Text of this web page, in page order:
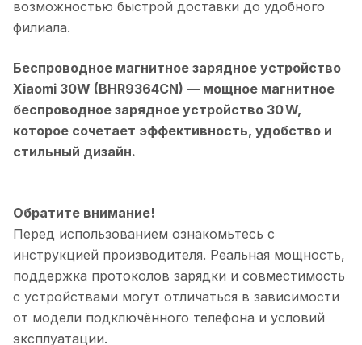
возможностью быстрой доставки до удобного
филиала.
Беспроводное магнитное зарядное устройство
Xiaomi 30W (BHR9364CN) — мощное магнитное
беспроводное зарядное устройство 30 W,
которое сочетает эффективность, удобство и
стильный дизайн.
Обратите внимание!
Перед использованием ознакомьтесь с
инструкцией производителя. Реальная мощность,
поддержка протоколов зарядки и совместимость
с устройствами могут отличаться в зависимости
от модели подключённого телефона и условий
эксплуатации.